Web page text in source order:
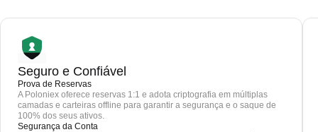
Seguro e Confiável
Prova de Reservas
A Poloniex oferece reservas 1:1 e adota criptografia em múltiplas
camadas e carteiras offline para garantir a segurança e o saque de
100% dos seus ativos.
Segurança da Conta